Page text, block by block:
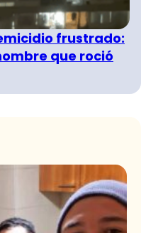
frustrado:
que roció